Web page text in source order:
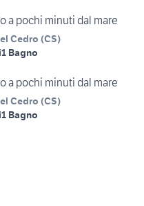
a pochi minuti dal mare
Cedro (CS)
1 Bagno
a pochi minuti dal mare
Cedro (CS)
1 Bagno